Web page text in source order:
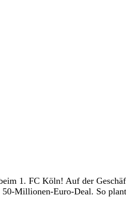
1. FC Köln! Auf der
50-Millionen-Euro-Deal. So